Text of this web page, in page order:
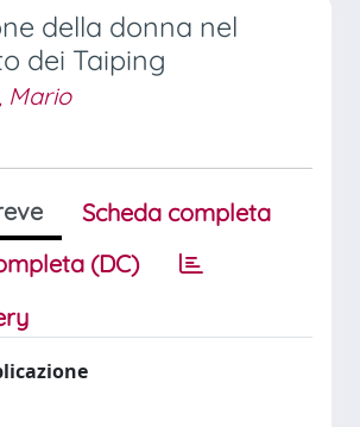
della donna nel
dei Taiping
Mario
Scheda completa
(DC)